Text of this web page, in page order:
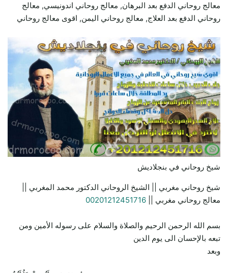
معالج روحاني الدفع بعد البرهان, معالج روحاني اندونيسي, معالج
روحاني الدفع بعد العلاج, معالج روحاني اليمن, اقوى معالج روحاني
شيخ روحاني في بنجلاديش
شيخ روحاني مغربي || الشيخ الروحاني الدكتور محمد المغربي ||
معالج روحاني مغربي || 00201212451716
بسم الله الرحمن الرحيم والصلاة والسلام على رسوله الأمين ومن
تبعه بالإحسان الى يوم الدين
وبعد